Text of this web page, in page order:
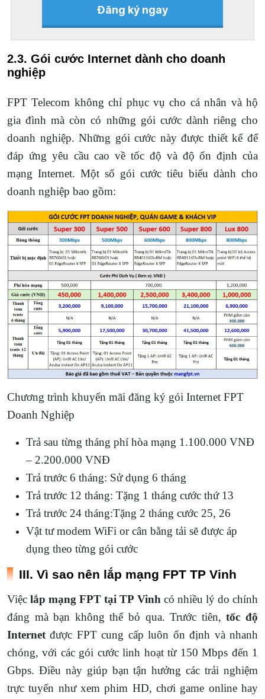
Đăng ký ngay
2.3. Gói cước Internet dành cho doanh
nghiệp
FPT Telecom không chỉ phục vụ cho cá nhân và hộ
gia đình mà còn có những gói cước dành riêng cho
doanh nghiệp. Những gói cước này được thiết kế để
đáp ứng yêu cầu cao về tốc độ và độ ổn định của
mạng Internet. Một số gói cước tiêu biểu dành cho
doanh nghiệp bao gồm:
Chương trình khuyến mãi đăng ký gói Internet FPT
Doanh Nghiệp
Trả sau từng tháng phí hòa mạng 1.100.000 VNĐ
– 2.200.000 VNĐ
Trả trước 6 tháng: Sử dụng 6 tháng
Trả trước 12 tháng: Tặng 1 tháng cước thứ 13
Trả trước 24 tháng:Tặng 2 tháng cước 25, 26
Vật tư modem WiFi or cân bằng tải sẽ được áp
dụng theo từng gói cước
III. Vì sao nên lắp mạng FPT TP Vinh
Việclắp mạng FPT tại TP Vinh có nhiều lý do chính
đáng mà bạn không thể bỏ qua. Trước tiên,tốc độ
Internet được FPT cung cấp luôn ổn định và nhanh
chóng, với các gói cước linh hoạt từ 150 Mbps đến 1
Gbps. Điều này giúp bạn tận hưởng các trải nghiệm
trực tuyến như xem phim HD, chơi game online hay